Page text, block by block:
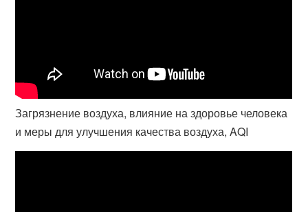
Загрязнение воздуха, влияние на здоровье человека
и меры для улучшения качества воздуха, AQI